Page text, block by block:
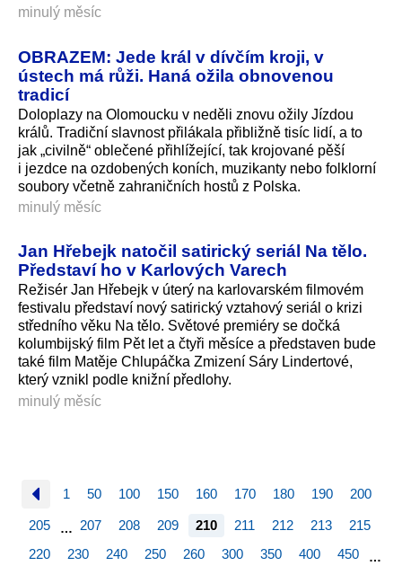
minulý měsíc
OBRAZEM: Jede král v dívčím kroji, v
ústech má růži. Haná ožila obnovenou
tradicí
Doloplazy na Olomoucku v neděli znovu ožily Jízdou
králů. Tradiční slavnost přilákala přibližně tisíc lidí, a to
jak „civilně“ oblečené přihlížející, tak krojované pěší
i jezdce na ozdobených koních, muzikanty nebo folklorní
soubory včetně zahraničních hostů z Polska.
minulý měsíc
Jan Hřebejk natočil satirický seriál Na tělo.
Představí ho v Karlových Varech
Režisér Jan Hřebejk v úterý na karlovarském filmovém
festivalu představí nový satirický vztahový seriál o krizi
středního věku Na tělo. Světové premiéry se dočká
kolumbijský film Pět let a čtyři měsíce a představen bude
také film Matěje Chlupáčka Zmizení Sáry Lindertové,
který vznikl podle knižní předlohy.
minulý měsíc
1 50 100 150 160 170 180 190 200
205 … 207 208 209 210 211 212 213
215
220
230 240 250 260 300 350 400 450 …